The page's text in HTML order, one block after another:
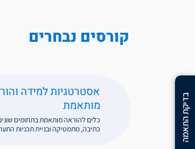
קורסים נבחרים
אסטרטגיות למידה
מותאמת
כלים להוראה מותאמת בתחומים
כתיבה, מתמטיקה ובניית תכניות
בדיקת התאמה